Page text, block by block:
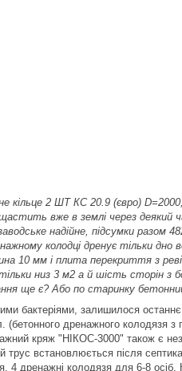
кільце 2 ШТ КС 20.9 (євро)
вже в землі через деякий
надійне, підсумки разом
колодці дренує тільки дно
10 мм і плита перекриття з
низ 3 м2 а й шість сторін з
ще є? Або по старинку
бактеріями, залишилося
дренажного колодязя
кряж "НІКОС-3000" також є
трус встановлюється після
дренажні колодязя для 6-8 осіб.